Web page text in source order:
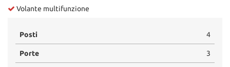
Volante multifunzione
Posti 4
Porte 3